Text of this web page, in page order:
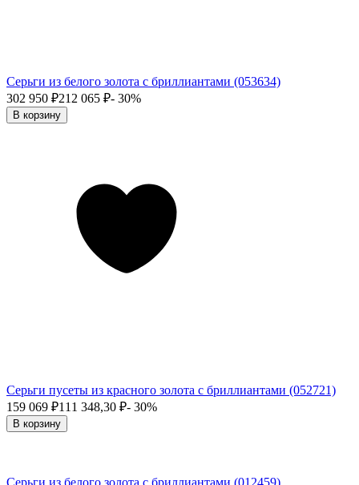
Серьги из белого золота с бриллиантами (053634)
302 950 ₽212 065 ₽- 30%
В корзину
Серьги из белого золота с бриллиантами (012459)
Серьги пусеты из красного золота с бриллиантами (052721)
159 069 ₽111 348,30 ₽- 30%
В корзину